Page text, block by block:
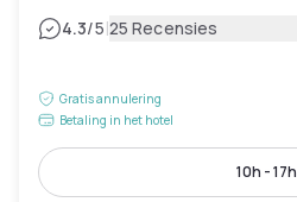
4.3/5|25 Recensies
Gratis annulering
Betaling in het hotel
10h - 17h